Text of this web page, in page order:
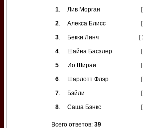
1. Лив Морган [
2. Алекса Блисс [
3. Бекки Линч [
4. Шайна Басзлер [
5. Ио Шираи [
6. Шарлотт Флэр [
7. Бэйли [
8. Саша Бэнкс [
Всего ответов:39